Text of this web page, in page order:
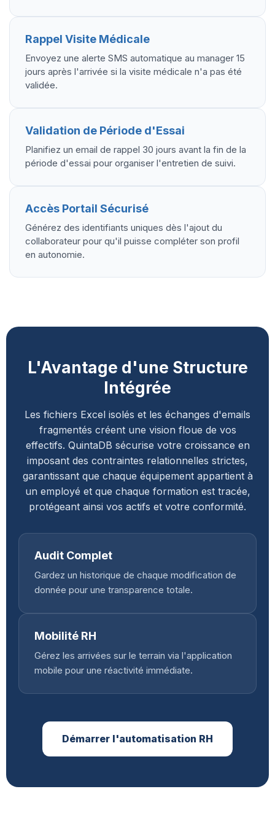
Rappel Visite Médicale
Envoyez une alerte SMS automatique au manager 15
jours après l'arrivée si la visite médicale n'a pas été
validée.
Validation de Période d'Essai
Planifiez un email de rappel 30 jours avant la fin de la
période d'essai pour organiser l'entretien de suivi.
Accès Portail Sécurisé
Générez des identifiants uniques dès l'ajout du
collaborateur pour qu'il puisse compléter son profil
en autonomie.
L'Avantage d'une Structure
Intégrée
Les fichiers Excel isolés et les échanges d'emails
fragmentés créent une vision floue de vos
effectifs. QuintaDB sécurise votre croissance en
imposant des contraintes relationnelles strictes,
garantissant que chaque équipement appartient à
un employé et que chaque formation est tracée,
protégeant ainsi vos actifs et votre conformité.
Audit Complet
Gardez un historique de chaque modification de
donnée pour une transparence totale.
Mobilité RH
Gérez les arrivées sur le terrain via l'application
mobile pour une réactivité immédiate.
Démarrer l'automatisation RH